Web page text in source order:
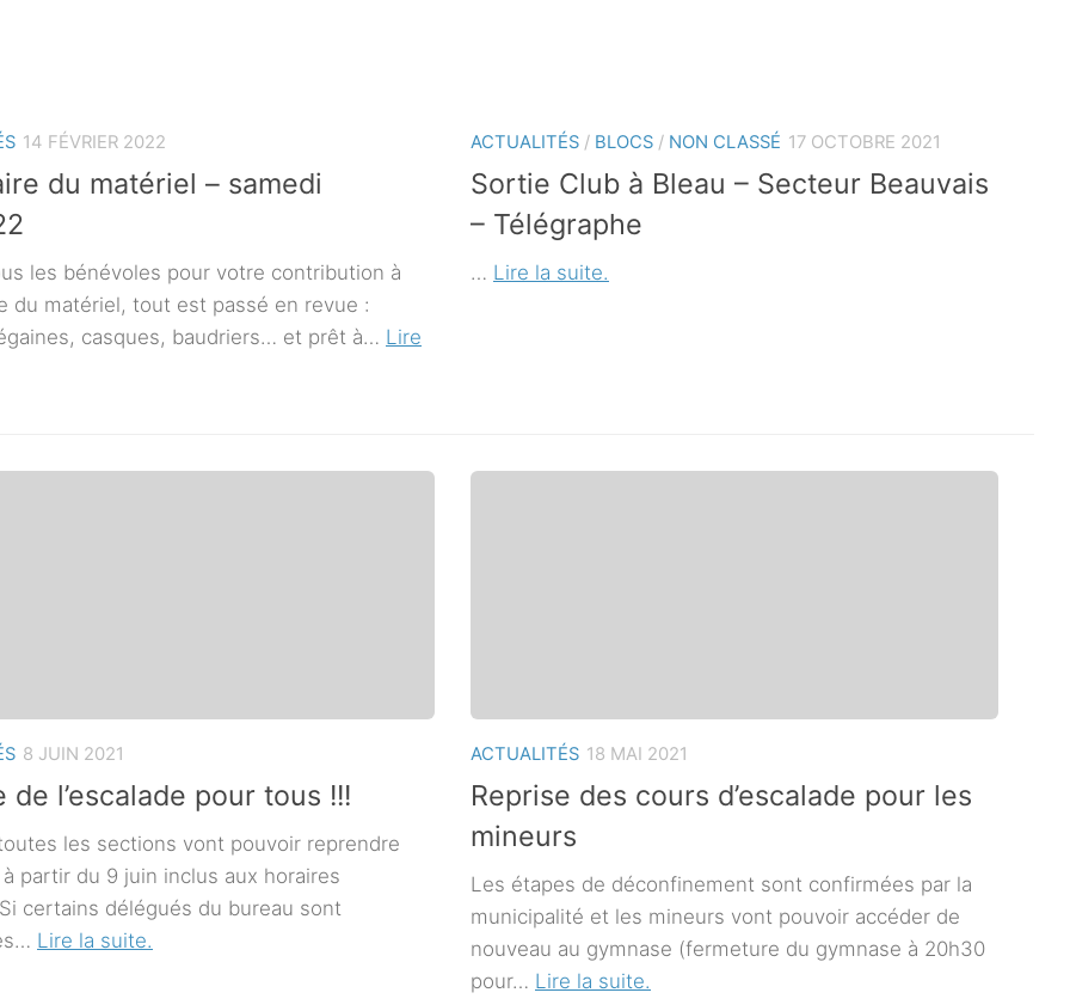
14 FÉVRIER 2022
du matériel – samedi
les bénévoles pour votre contribution à
du matériel, tout est passé en revue :
casques, baudriers… et prêt à… Lire
ACTUALITÉS / BLOCS / NON CLASSÉ 17 OCTOBRE 2021
Sortie Club à Bleau – Secteur Beauvais
– Télégraphe
… Lire la suite.
8 JUIN 2021
de l’escalade pour tous !!!
les sections vont pouvoir reprendre
à partir du 9 juin inclus aux horaires
certains délégués du bureau sont
Lire la suite.
ACTUALITÉS 18 MAI 2021
Reprise des cours d’escalade pour les
mineurs
Les étapes de déconfinement sont confirmées par la
municipalité et les mineurs vont pouvoir accéder de
nouveau au gymnase (fermeture du gymnase à 20h30
pour… Lire la suite.